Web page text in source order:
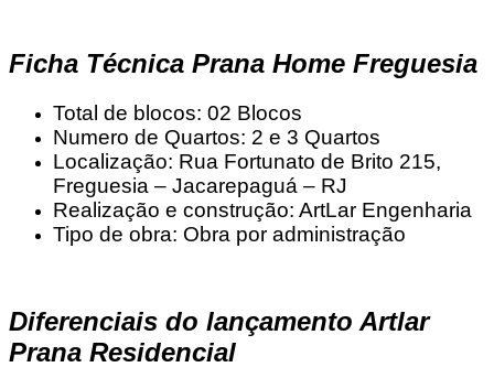
Ficha Técnica Prana Home Freguesia
Total de blocos: 02 Blocos
Numero de Quartos: 2 e 3 Quartos
Localização: Rua Fortunato de Brito 215,
Freguesia – Jacarepaguá – RJ
Realização e construção: ArtLar Engenharia
Tipo de obra: Obra por administração
Diferenciais do lançamento Artlar
Prana Residencial